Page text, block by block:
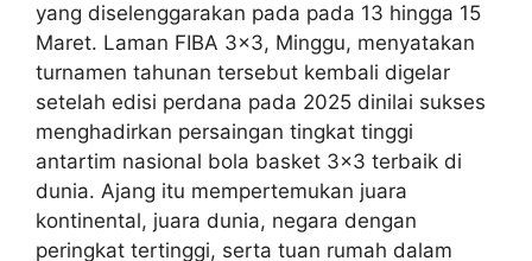
yang diselenggarakan pada pada 13 hingga 15
Maret. Laman FIBA 3×3, Minggu, menyatakan
turnamen tahunan tersebut kembali digelar
setelah edisi perdana pada 2025 dinilai sukses
menghadirkan persaingan tingkat tinggi
antartim nasional bola basket 3×3 terbaik di
dunia. Ajang itu mempertemukan juara
kontinental, juara dunia, negara dengan
peringkat tertinggi, serta tuan rumah dalam